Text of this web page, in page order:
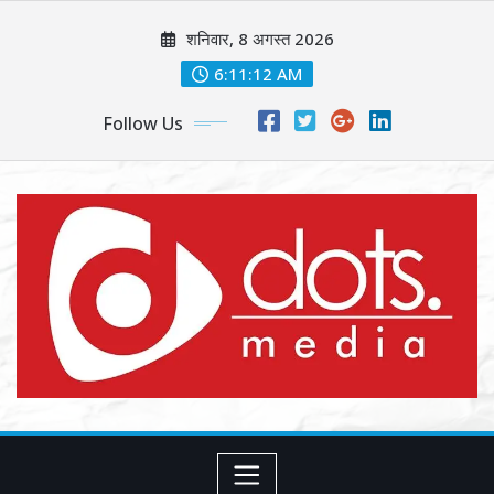
शनिवार, 8 अगस्त 2026
6:11:14 AM
Follow Us